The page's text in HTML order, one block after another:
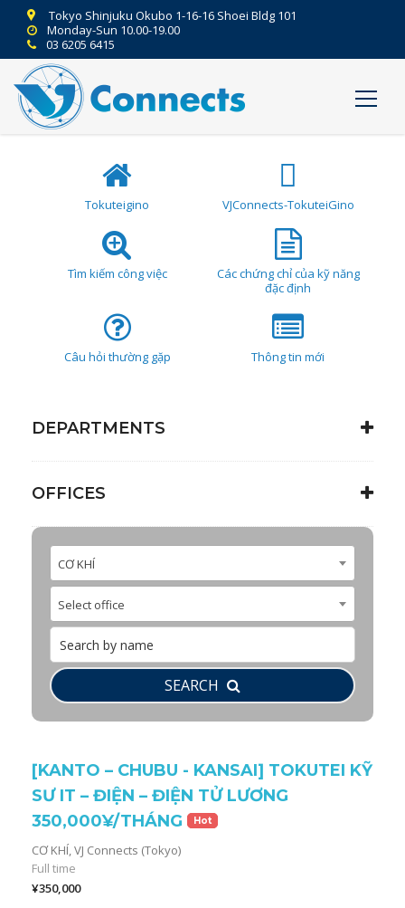
Tokyo Shinjuku Okubo 1-16-16 Shoei Bldg 101
Monday-Sun 10.00-19.00
03 6205 6415
Tokuteigino VJConnects-TokuteiGino
Tìm kiếm công việc
Các chứng chỉ của kỹ năng
đặc định
Câu hỏi thường gặp Thông tin mới
DEPARTMENTS
OFFICES
CƠ KHÍ
Select office
SEARCH
[KANTO – CHUBU - KANSAI] TOKUTEI KỸ
SƯ IT – ĐIỆN – ĐIỆN TỬ LƯƠNG
350,000¥/THÁNG
Hot
CƠ KHÍ,VJ Connects (Tokyo)
Full time
¥350,000